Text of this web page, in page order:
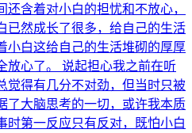
含着对小白的担忧和不放心，
已然成长了很多，给自己的生活
小白这给自己的生活堆砌的厚厚
放心了。 说起担心我之前在听
觉得有几分不对劲，但当时只被
了大脑思考的一切，或许我本质
时第一反应只有反对，既怕小白